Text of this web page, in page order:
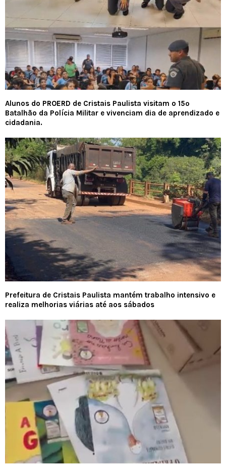
Alunos do PROERD de Cristais Paulista visitam o 15º
Batalhão da Polícia Militar e vivenciam dia de aprendizado e
cidadania.
Prefeitura de Cristais Paulista mantém trabalho intensivo e
realiza melhorias viárias até aos sábados